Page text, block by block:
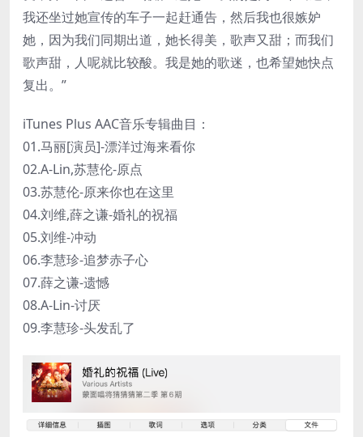
我还坐过她宣传的车子一起赶通告，然后我也很嫉妒
她，因为我们同期出道，她长得美，歌声又甜；而我们
歌声甜，人呢就比较酸。我是她的歌迷，也希望她快点
复出。”
iTunes Plus AAC音乐专辑曲目：
01.马丽[演员]-漂洋过海来看你
02.A-Lin,苏慧伦-原点
03.苏慧伦-原来你也在这里
04.刘维,薛之谦-婚礼的祝福
05.刘维-冲动
06.李慧珍-追梦赤子心
07.薛之谦-遗憾
08.A-Lin-讨厌
09.李慧珍-头发乱了